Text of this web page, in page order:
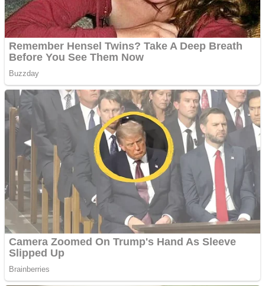
profesionala
Website de tip Adsense cu
domeniu adzeige.ro
Vând sticlă cu vin din
1958 Murfatlar
Chardonnay
Împrumut si investitii